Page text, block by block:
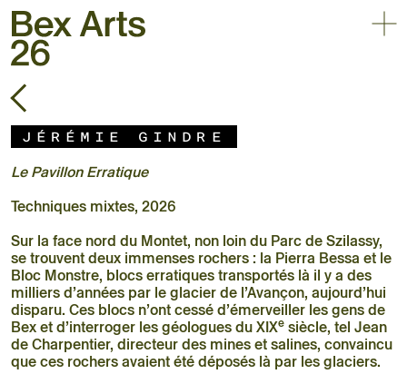
30.05 – 03.10.2026
Triennale d’art contemporain
en plein air
Accueil
Exposition
Artistes
Agenda
Pratique
À propos
Retour
Jérémie Gindre
Le Pavillon Erratique
Techniques mixtes, 2026
Sur la face nord du Montet, non loin du Parc de Szilassy,
se trouvent deux immenses rochers : la Pierra Bessa et le
Bloc Monstre, blocs erratiques transportés là il y a des
milliers d’années par le glacier de l’Avançon, aujourd’hui
disparu. Ces blocs n’ont cessé d’émerveiller les gens de
Bex et d’interroger les géologues du XIXe siècle, tel Jean
de Charpentier, directeur des mines et salines, convaincu
que ces rochers avaient été déposés là par les glaciers.